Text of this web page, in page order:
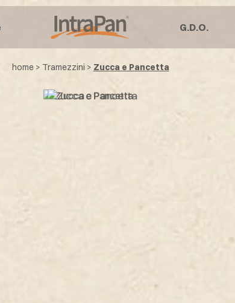
G.D.O.
home> Tramezzini > Zucca e Pancetta